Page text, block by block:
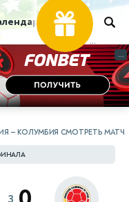
Таблица
...
...
— КОЛУМБИЯ СМОТРЕТЬ МАТЧ
3